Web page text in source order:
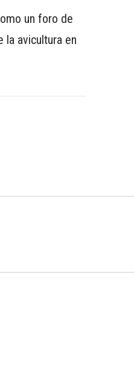
un foro de
la avicultura en